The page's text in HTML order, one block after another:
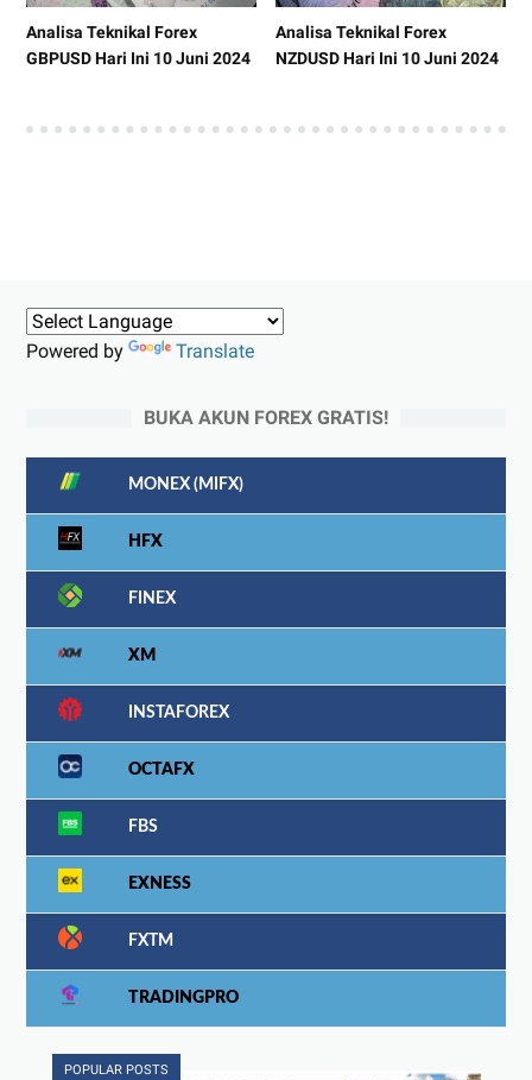
Analisa Teknikal Forex
GBPUSD Hari Ini 10 Juni 2024
Analisa Teknikal Forex
NZDUSD Hari Ini 10 Juni 2024
Powered by Translate
BUKA AKUN FOREX GRATIS!
MONEX (MIFX)
HFX
FINEX
XM
INSTAFOREX
OCTAFX
FBS
EXNESS
FXTM
TRADINGPRO
POPULAR POSTS